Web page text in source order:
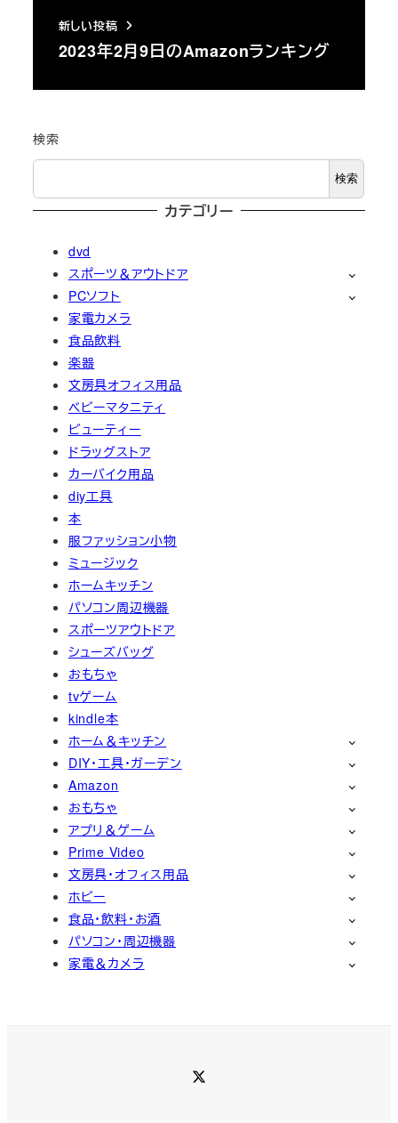
新しい投稿
2023年2月9日のAmazonランキング
検索
検索
カテゴリー
dvd
スポーツ＆アウトドア
PCソフト
家電カメラ
食品飲料
楽器
文房具オフィス用品
ベビーマタニティ
ビューティー
ドラッグストア
カーバイク用品
diy工具
本
服ファッション小物
ミュージック
ホームキッチン
パソコン周辺機器
スポーツアウトドア
シューズバッグ
おもちゃ
tvゲーム
kindle本
ホーム＆キッチン
DIY・工具・ガーデン
Amazon
おもちゃ
アプリ＆ゲーム
Prime Video
文房具・オフィス用品
ホビー
食品・飲料・お酒
パソコン・周辺機器
家電＆カメラ